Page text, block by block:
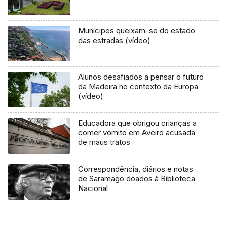
Munícipes queixam-se do estado
das estradas (vídeo)
Alunos desafiados a pensar o futuro
da Madeira no contexto da Europa
(vídeo)
Educadora que obrigou crianças a
comer vómito em Aveiro acusada
de maus tratos
Correspondência, diários e notas
de Saramago doados à Biblioteca
Nacional